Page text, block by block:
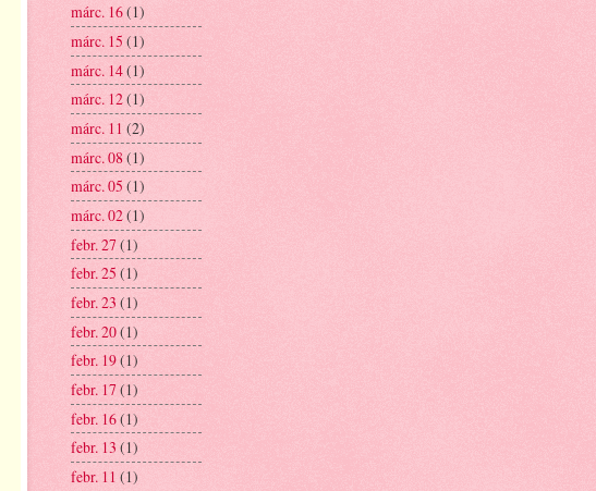
márc. 16(1)
márc. 15 (1)
márc. 14(1)
márc. 12(1)
márc. 11 (2)
márc. 08(1)
márc. 05 (1)
márc. 02(1)
febr. 27(1)
febr. 25 (1)
febr. 23 (1)
febr. 20(1)
febr. 19(1)
febr. 17(1)
febr. 16(1)
febr. 13 (1)
febr. 11 (1)